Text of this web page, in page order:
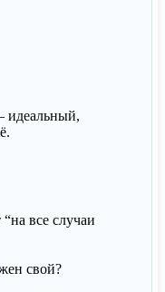
идеальный,
все случаи
свой?